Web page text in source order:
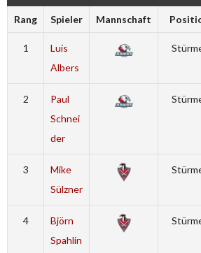
Rang Spieler Mannschaft
1
Luis
Albers
2
Paul
Schnei
der
3
Mike
Sülzner
4
Björn
Spahlin